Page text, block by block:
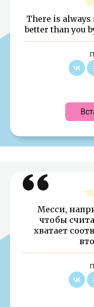
There is always
better than you
Месси,
чтобы
хватает